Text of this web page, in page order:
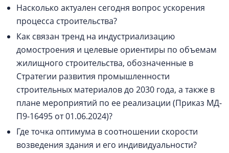
Насколько актуален сегодня вопрос ускорения
процесса строительства?
Как связан тренд на индустриализацию
домостроения и целевые ориентиры по объемам
жилищного строительства, обозначенные в
Стратегии развития промышленности
строительных материалов до 2030 года, а также в
плане мероприятий по ее реализации (Приказ МД-
П9-16495 от 01.06.2024)?
Где точка оптимума в соотношении скорости
возведения здания и его индивидуальности?